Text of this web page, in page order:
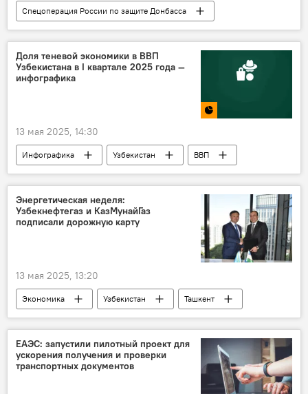
Спецоперация России по защите Донбасса
Колумнисты
СВО
Россия
Доля теневой экономики в ВВП
Узбекистана в I квартале 2025 года —
инфографика
13 мая 2025, 14:30
Инфографика Узбекистан
ВВП
Экономика
Энергетическая неделя:
Узбекнефтегаз и КазМунайГаз
подписали дорожную карту
13 мая 2025, 13:20
Экономика Узбекистан
Ташкент
Казахстан
энергетика
Узбекнефтегаз
Выставка
ЕАЭС: запустили пилотный проект для
ускорения получения и проверки
транспортных документов